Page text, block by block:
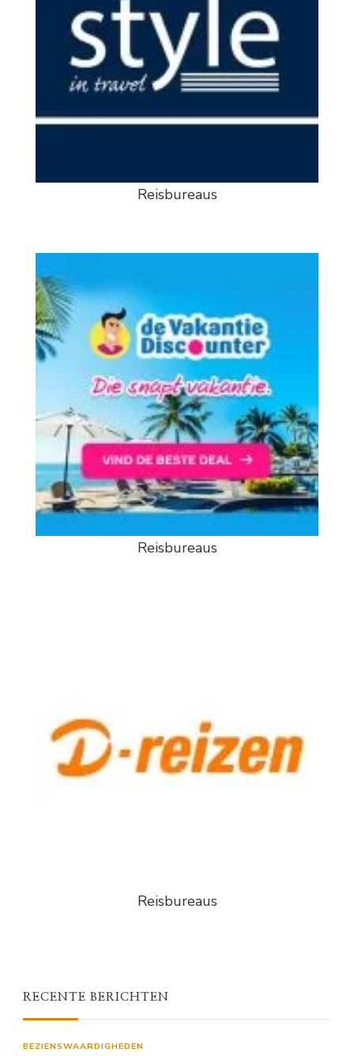
Reisbureaus
Reisbureaus
Reisbureaus
RECENTE BERICHTEN
BEZIENSWAARDIGHEDEN